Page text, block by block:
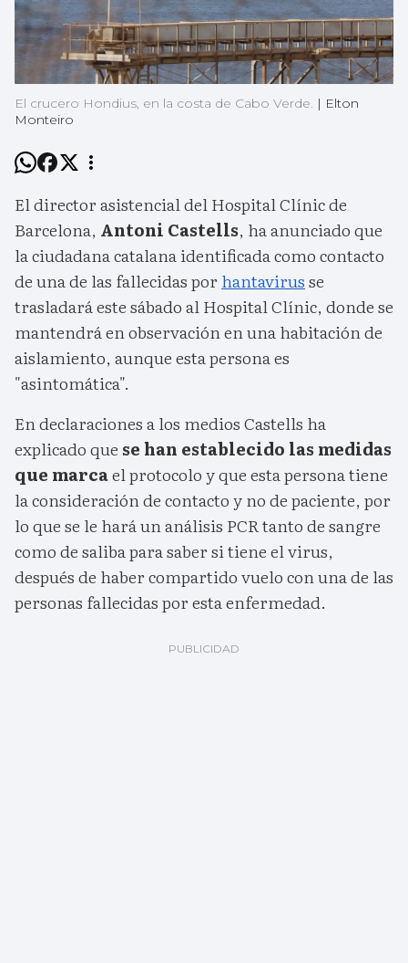
El crucero Hondius, en la costa de Cabo Verde. | Elton
Monteiro
El director asistencial del Hospital Clínic de
Barcelona, Antoni Castells, ha anunciado que
la ciudadana catalana identificada como contacto
de una de las fallecidas porhantavirusse
trasladará este sábado al Hospital Clínic, donde se
mantendrá en observación en una habitación de
aislamiento, aunque esta persona es
"asintomática".
En declaraciones a los medios Castells ha
explicado que se han establecido las medidas
que marcael protocolo y que esta persona tiene
la consideración de contacto y no de paciente, por
lo que se le hará un análisis PCR tanto de sangre
como de saliba para saber si tiene el virus,
después de haber compartido vuelo con una de las
personas fallecidas por esta enfermedad.